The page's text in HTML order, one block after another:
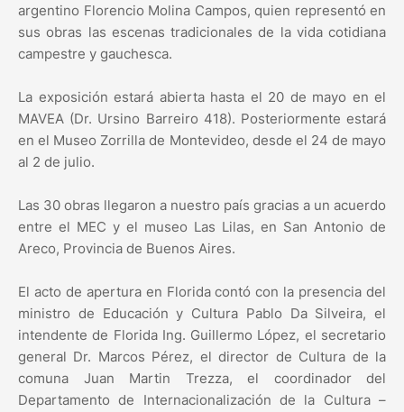
argentino Florencio Molina Campos, quien representó en
sus obras las escenas tradicionales de la vida cotidiana
campestre y gauchesca.
La exposición estará abierta hasta el 20 de mayo en el
MAVEA (Dr. Ursino Barreiro 418). Posteriormente estará
en el Museo Zorrilla de Montevideo, desde el 24 de mayo
al 2 de julio.
Las 30 obras llegaron a nuestro país gracias a un acuerdo
entre el MEC y el museo Las Lilas, en San Antonio de
Areco, Provincia de Buenos Aires.
El acto de apertura en Florida contó con la presencia del
ministro de Educación y Cultura Pablo Da Silveira, el
intendente de Florida Ing. Guillermo López, el secretario
general Dr. Marcos Pérez, el director de Cultura de la
comuna Juan Martin Trezza, el coordinador del
Departamento de Internacionalización de la Cultura –